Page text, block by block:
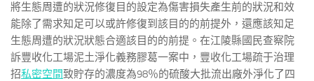
將生態周遭的狀況修復目的設定為傷害損失產生前的狀況和效
能除了需求知足可以或許修復到該目的的前提外，還應該知足
生態周遭的狀況狀態合適該目的的前提。在江陵縣國民查察院
訴豐收化工場泥土淨化義務膠葛一案中，豐收化工場疏于治理
招私密空間致貯存的濃度為98％的硫酸大批流出廠外淨化了四